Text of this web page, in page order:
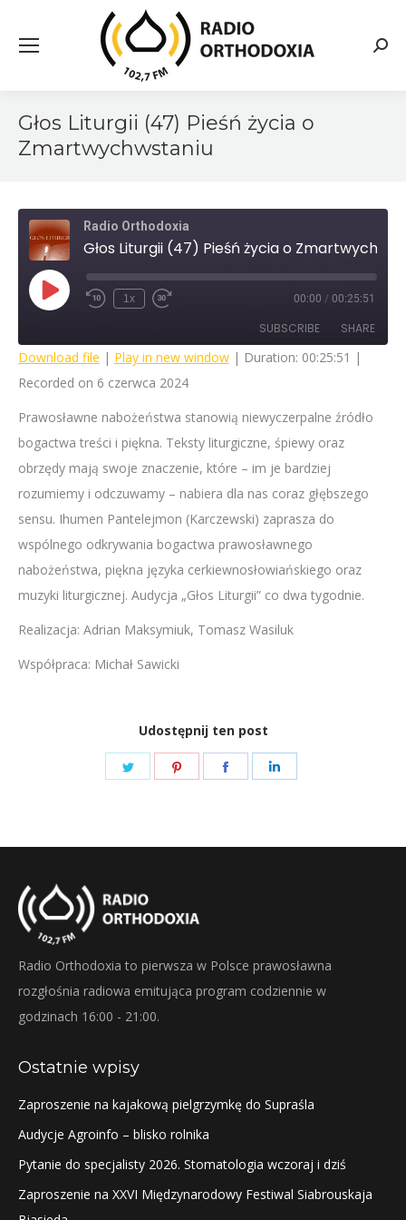
Głos Liturgii (47) Pieśń życia o
Zmartwychwstaniu
Radio Orthodoxia
Play
EpisodeRewind
1x
Fast
seconds
00:00 / 00:25:51
SUBSCRIBE SHARE
SHARE
LINK
EMBED
Download file | Play in new window | Duration: 00:25:51 |
Recorded on 6 czerwca 2024
Prawosławne nabożeństwa stanowią niewyczerpalne źródło
bogactwa treści i piękna. Teksty liturgiczne, śpiewy oraz
obrzędy mają swoje znaczenie, które – im je bardziej
rozumiemy i odczuwamy – nabiera dla nas coraz głębszego
sensu. Ihumen Pantelejmon (Karczewski) zaprasza do
wspólnego odkrywania bogactwa prawosławnego
nabożeństwa, piękna języka cerkiewnosłowiańskiego oraz
muzyki liturgicznej. Audycja „Głos Liturgii” co dwa tygodnie.
Realizacja: Adrian Maksymiuk, Tomasz Wasiluk
Współpraca: Michał Sawicki
Udostępnij ten post
Share
Share
Share
Radio Orthodoxia to pierwsza w Polsce prawosławna
rozgłośnia radiowa emitująca program codziennie w
godzinach 16:00 - 21:00.
Ostatnie wpisy
Zaproszenie na kajakową pielgrzymkę do Supraśla
Audycje Agroinfo – blisko rolnika
Pytanie do specjalisty 2026. Stomatologia wczoraj i dziś
Zaproszenie na XXVI Międzynarodowy Festiwal Siabrouskaja